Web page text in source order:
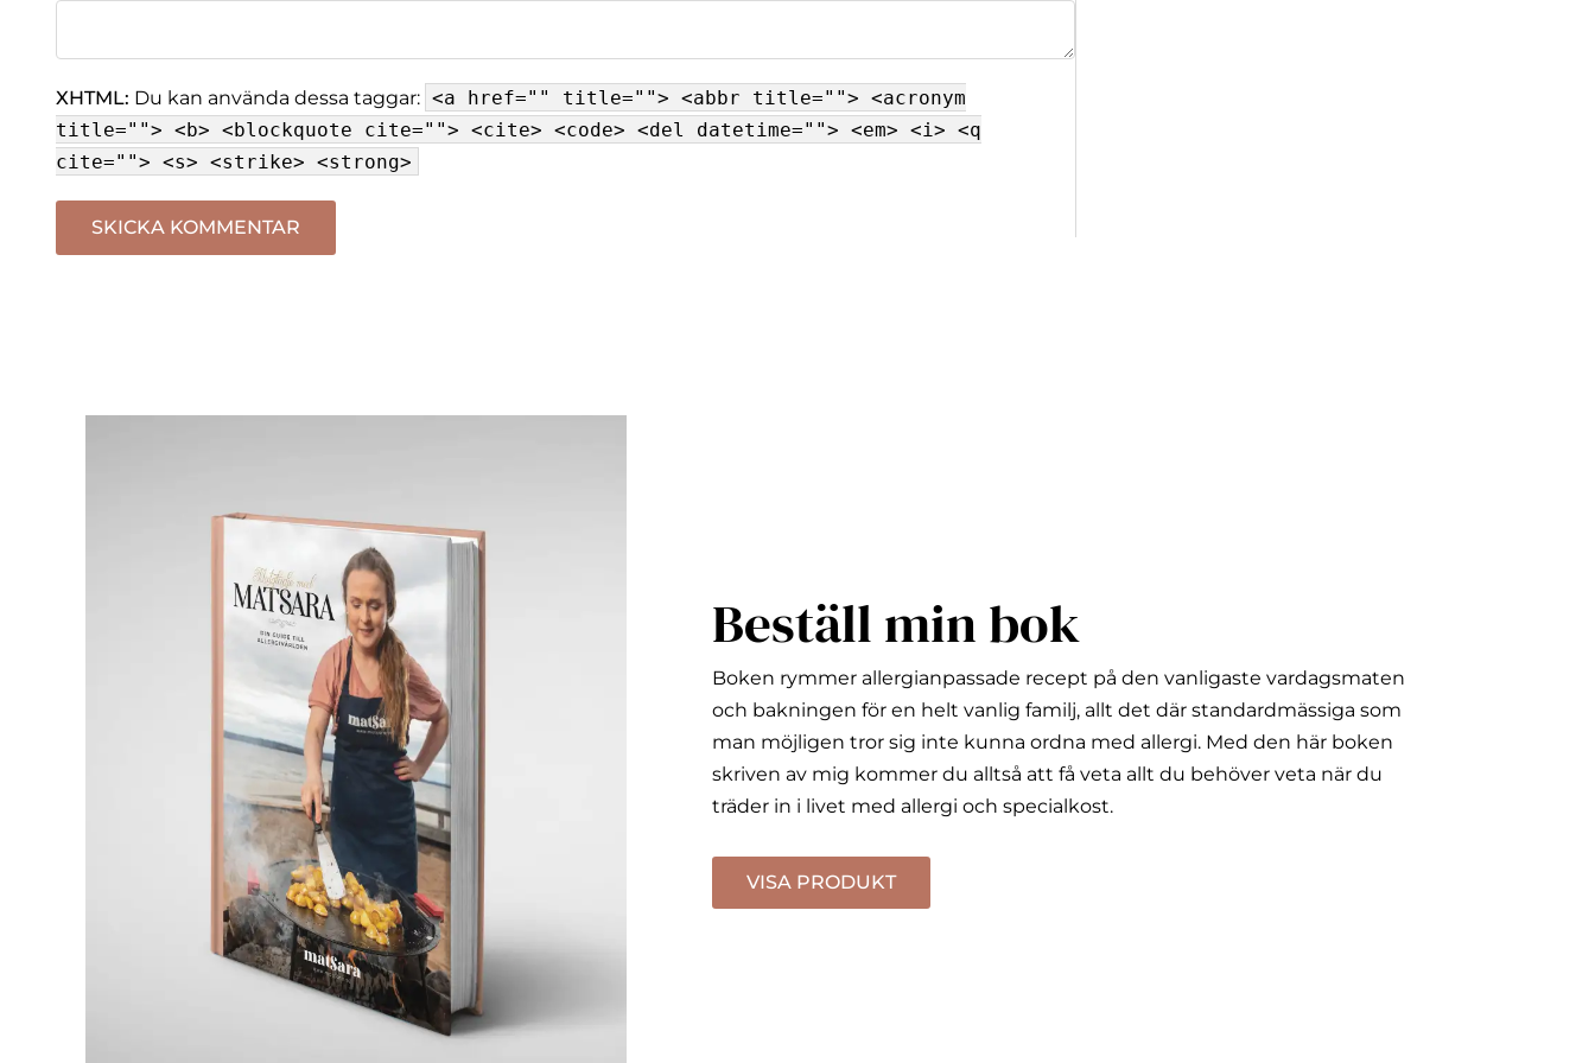
XHTML: Du kan använda dessa taggar: <a href="" title=""> <abbr title=""> <acronym
title=""> <b> <blockquote cite=""> <cite> <code> <del datetime=""> <em> <i> <q
cite=""> <s> <strike> <strong>
Beställ min bok
Boken rymmer allergianpassade recept på den vanligaste vardagsmaten
och bakningen för en helt vanlig familj, allt det där standardmässiga som
man möjligen tror sig inte kunna ordna med allergi. Med den här boken
skriven av mig kommer du alltså att få veta allt du behöver veta när du
träder in i livet med allergi och specialkost.
VISA PRODUKT